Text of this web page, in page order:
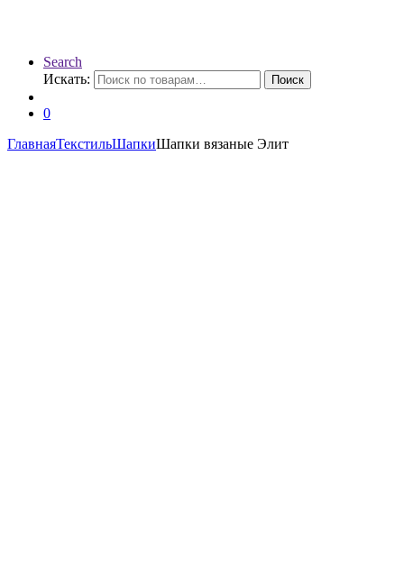
Search
Искать:
Поиск
0
ГлавнаяТекстильШапкиШапки вязаные Элит